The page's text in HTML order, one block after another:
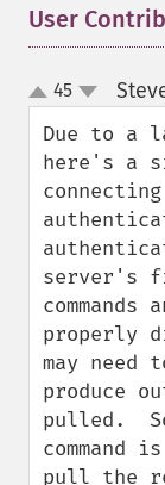
User
up
down
45
Due to a
here's a
server's
commands
properly
may need
produce
pulled.
command